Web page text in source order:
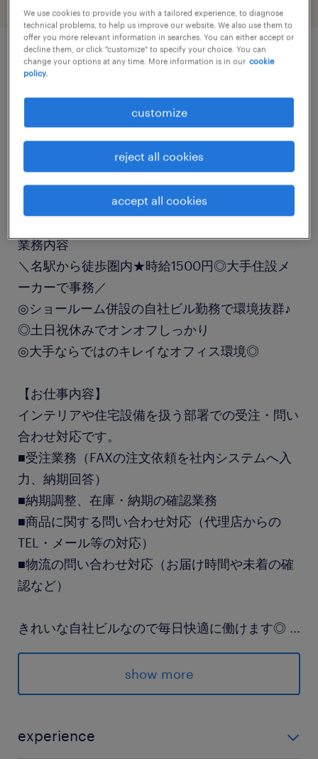
job details
営業事務
長期（3ヶ月以上）
業務内容
＼名駅から徒歩圏内★時給1500円◎大手住設メ
ーカーで事務／
◎ショールーム併設の自社ビル勤務で環境抜群♪
◎土日祝休みでオンオフしっかり
◎大手ならではのキレイなオフィス環境◎
【お仕事内容】
インテリアや住宅設備を扱う部署での受注・問い
合わせ対応です。
■受注業務（FAXの注文依頼を社内システムへ入
力、納期回答）
■納期調整、在庫・納期の確認業務
■商品に関する問い合わせ対応（代理店からの
TEL・メール等の対応）
■物流の問い合わせ対応（お届け時間や未着の確
認など）
きれいな自社ビルなので毎日快適に働けます◎ ...
周りのサポート体制も整っているので、安心して
スタートできますよ♪
大手家電グループの技術力を活かし、水まわり設
show more
experience
We use cookies to provide you with a tailored experience, to diagnose
technical problems, to help us improve our website. We also use them to
offer you more relevant information in searches. You can either accept or
decline them, or click "customize" to specify your choice. You can
change your options at any time. More information is in our cookie
policy.
customize
reject all cookies
accept all cookies